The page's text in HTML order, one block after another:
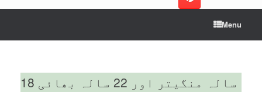
Menu
18 سالہ منگیتر اور 22 سالہ بھائی